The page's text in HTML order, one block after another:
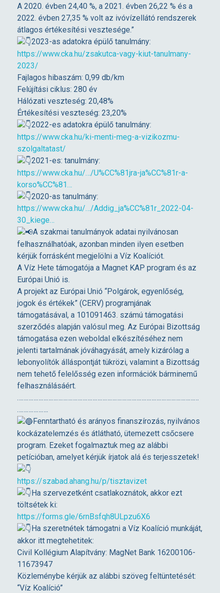
t
o
k
2
0
2
2
.
é
v
i
á
l
l
a
p
o
t
j
e
l
l
A 2020. évben 24,40 %, a 2021. évben 26,22 % és a
2022. évben 27,35 % volt az ivóvízellátó rendszerek
átlagos értékesítési vesztesége.”
2023-as adatokra épülő tanulmány:
https://www.cka.hu/zsakutca-vagy-kiut-tanulmany-
2023/
Fajlagos hibaszám: 0,99 db/km
Felújítási ciklus: 280 év
Hálózati veszteség: 20,48%
Értékesítési veszteség: 23,20%
2022-es adatokra épülő tanulmány:
https://www.cka.hu/ki-menti-meg-a-vizikozmu-
szolgaltatast/
2021-es: tanulmány:
https://www.cka.hu/…/U%CC%81jra-ja%CC%81r-a-
korso%CC%81…
2020-as tanulmány:
https://www.cka.hu/…/Addig_ja%CC%81r_2022-04-
30_kiege…
A szakmai tanulmányok adatai nyilvánosan
felhasználhatóak, azonban minden ilyen esetben
kérjük forrásként megjelölni a Víz Koalíciót.
A Víz Hete támogatója a Magnet KAP program és az
Európai Unió is.
A projekt az Európai Unió “Polgárok, egyenlőség,
jogok és értékek” (CERV) programjának
támogatásával, a 101091463. számú támogatási
szerződés alapján valósul meg. Az Európai Bizottság
támogatása ezen weboldal elkészítéséhez nem
jelenti tartalmának jóváhagyását, amely kizárólag a
lebonyolítók álláspontját tükrözi, valamint a Bizottság
nem tehető felelősség ezen információk bárminemű
felhasználásáért.
…………………………………………………………………………………………………
……………….
Fenntartható és arányos finanszírozás, nyilvános
kockázatelemzés és átlátható, ütemezett csőcsere
program. Ezeket fogalmaztuk meg az alábbi
petícióban, amelyet kérjük írjatok alá és terjesszetek!
https://szabad.ahang.hu/p/tisztavizet
Ha szervezetként csatlakoznátok, akkor ezt
töltsétek ki:
https://forms.gle/6rnBsfqh8ULpzu6X6
Ha szeretnétek támogatni a Víz Koalíció munkáját,
akkor itt megtehetitek:
Civil Kollégium Alapítvány: MagNet Bank 16200106-
11673947
Közleménybe kérjük az alábbi szöveg feltüntetését:
“Víz Koalíció”